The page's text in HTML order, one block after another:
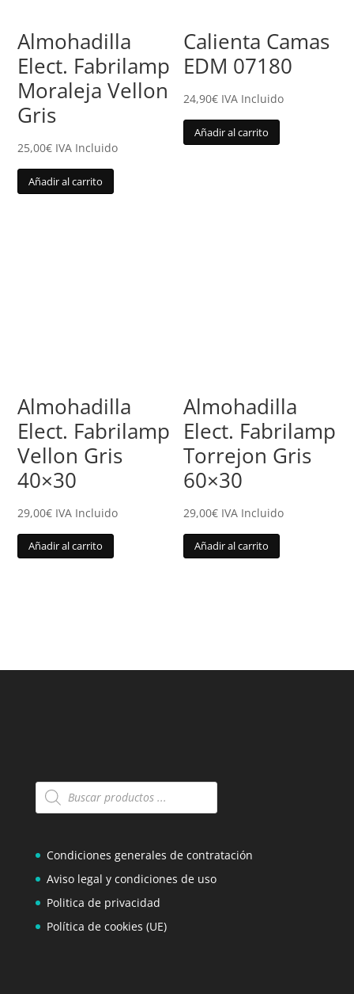
Almohadilla
Elect. Fabrilamp
Moraleja Vellon
Gris
25,00€ IVA Incluido
Añadir al carrito
Calienta Camas
EDM 07180
24,90€ IVA Incluido
Añadir al carrito
Almohadilla
Elect. Fabrilamp
Vellon Gris
40×30
29,00€ IVA Incluido
Añadir al carrito
Almohadilla
Elect. Fabrilamp
Torrejon Gris
60×30
29,00€ IVA Incluido
Añadir al carrito
Búsqueda
de
Condiciones generales de contratación
Aviso legal y condiciones de uso
Politica de privacidad
Política de cookies (UE)